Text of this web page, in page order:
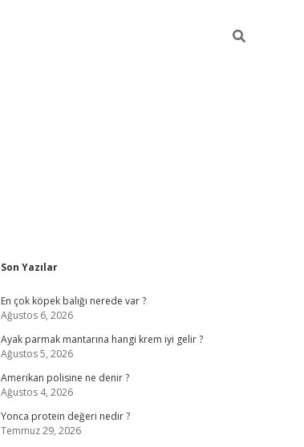
Sidebar
Son Yazılar
En çok köpek balığı nerede var ?
Ağustos 6, 2026
Ayak parmak mantarına hangi krem iyi gelir ?
Ağustos 5, 2026
Amerikan polisine ne denir ?
Ağustos 4, 2026
Yonca protein değeri nedir ?
Temmuz 29, 2026